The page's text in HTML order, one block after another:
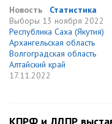
Новость
Статистика
Выборы 13 ноября 2022
Республика Саха (Якутия)
Архангельская область
Волгоградская область
Алтайский край
17.11.2022